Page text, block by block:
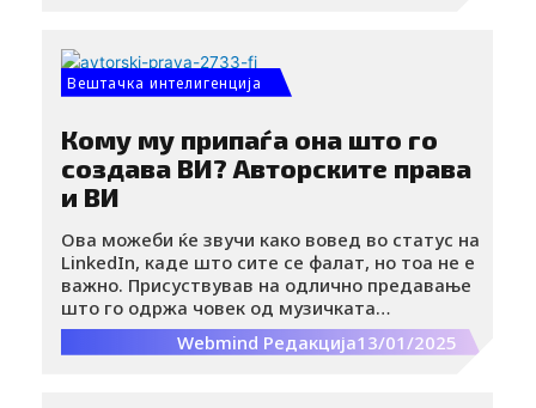
Вештачка интелигенција
Кому му припаѓа она што го
создава ВИ? Авторските права
и ВИ
Ова можеби ќе звучи како вовед во статус на
LinkedIn, каде што сите се фалат, но тоа не е
важно. Присуствував на одлично предавање
што го одржа човек од музичката
индустрија, а дел од темата беше посветен
на авторските права и ВИ.
Webmind Редакција13/01/2025